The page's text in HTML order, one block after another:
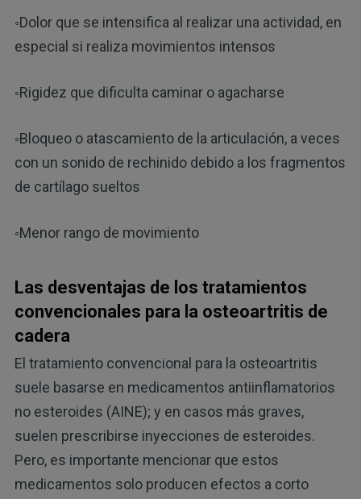
◦Dolor que se intensifica al realizar una actividad, en
especial si realiza movimientos intensos
◦Rigidez que dificulta caminar o agacharse
◦Bloqueo o atascamiento de la articulación, a veces
con un sonido de rechinido debido a los fragmentos
de cartílago sueltos
◦Menor rango de movimiento
Las desventajas de los tratamientos
convencionales para la osteoartritis de
cadera
El tratamiento convencional para la osteoartritis
suele basarse en medicamentos antiinflamatorios
no esteroides (AINE); y en casos más graves,
suelen prescribirse inyecciones de esteroides.
Pero, es importante mencionar que estos
medicamentos solo producen efectos a corto